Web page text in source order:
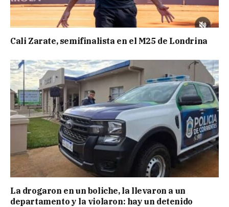
Cali Zarate, semifinalista en el M25 de Londrina
La drogaron en un boliche, la llevaron a un
departamento y la violaron: hay un detenido